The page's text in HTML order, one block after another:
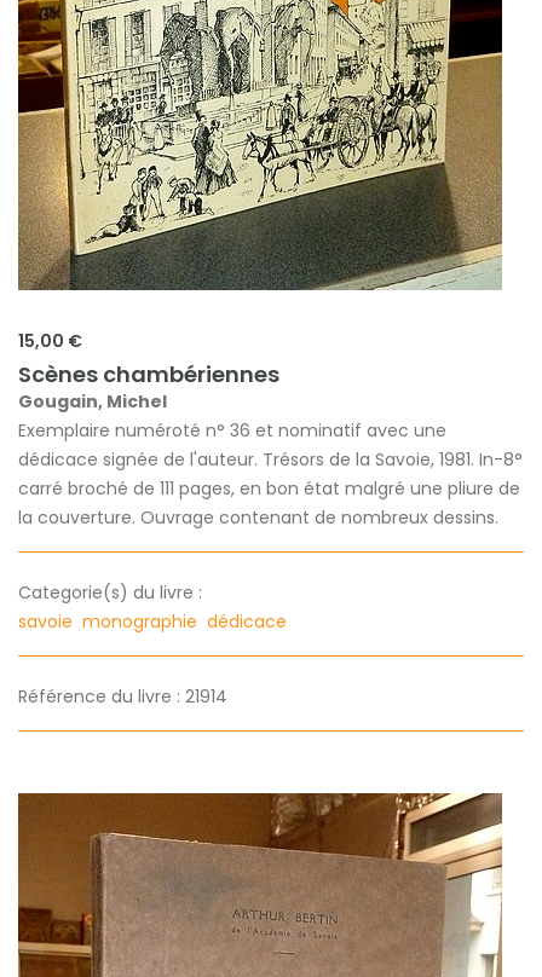
15,00 €
Scènes chambériennes
Gougain, Michel
Exemplaire numéroté n° 36 et nominatif avec une
dédicace signée de l'auteur. Trésors de la Savoie, 1981. In-8°
carré broché de 111 pages, en bon état malgré une pliure de
la couverture. Ouvrage contenant de nombreux dessins.
Categorie(s) du livre :
savoie monographie dédicace
Référence du livre : 21914